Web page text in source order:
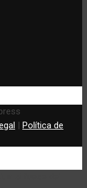
| Política de